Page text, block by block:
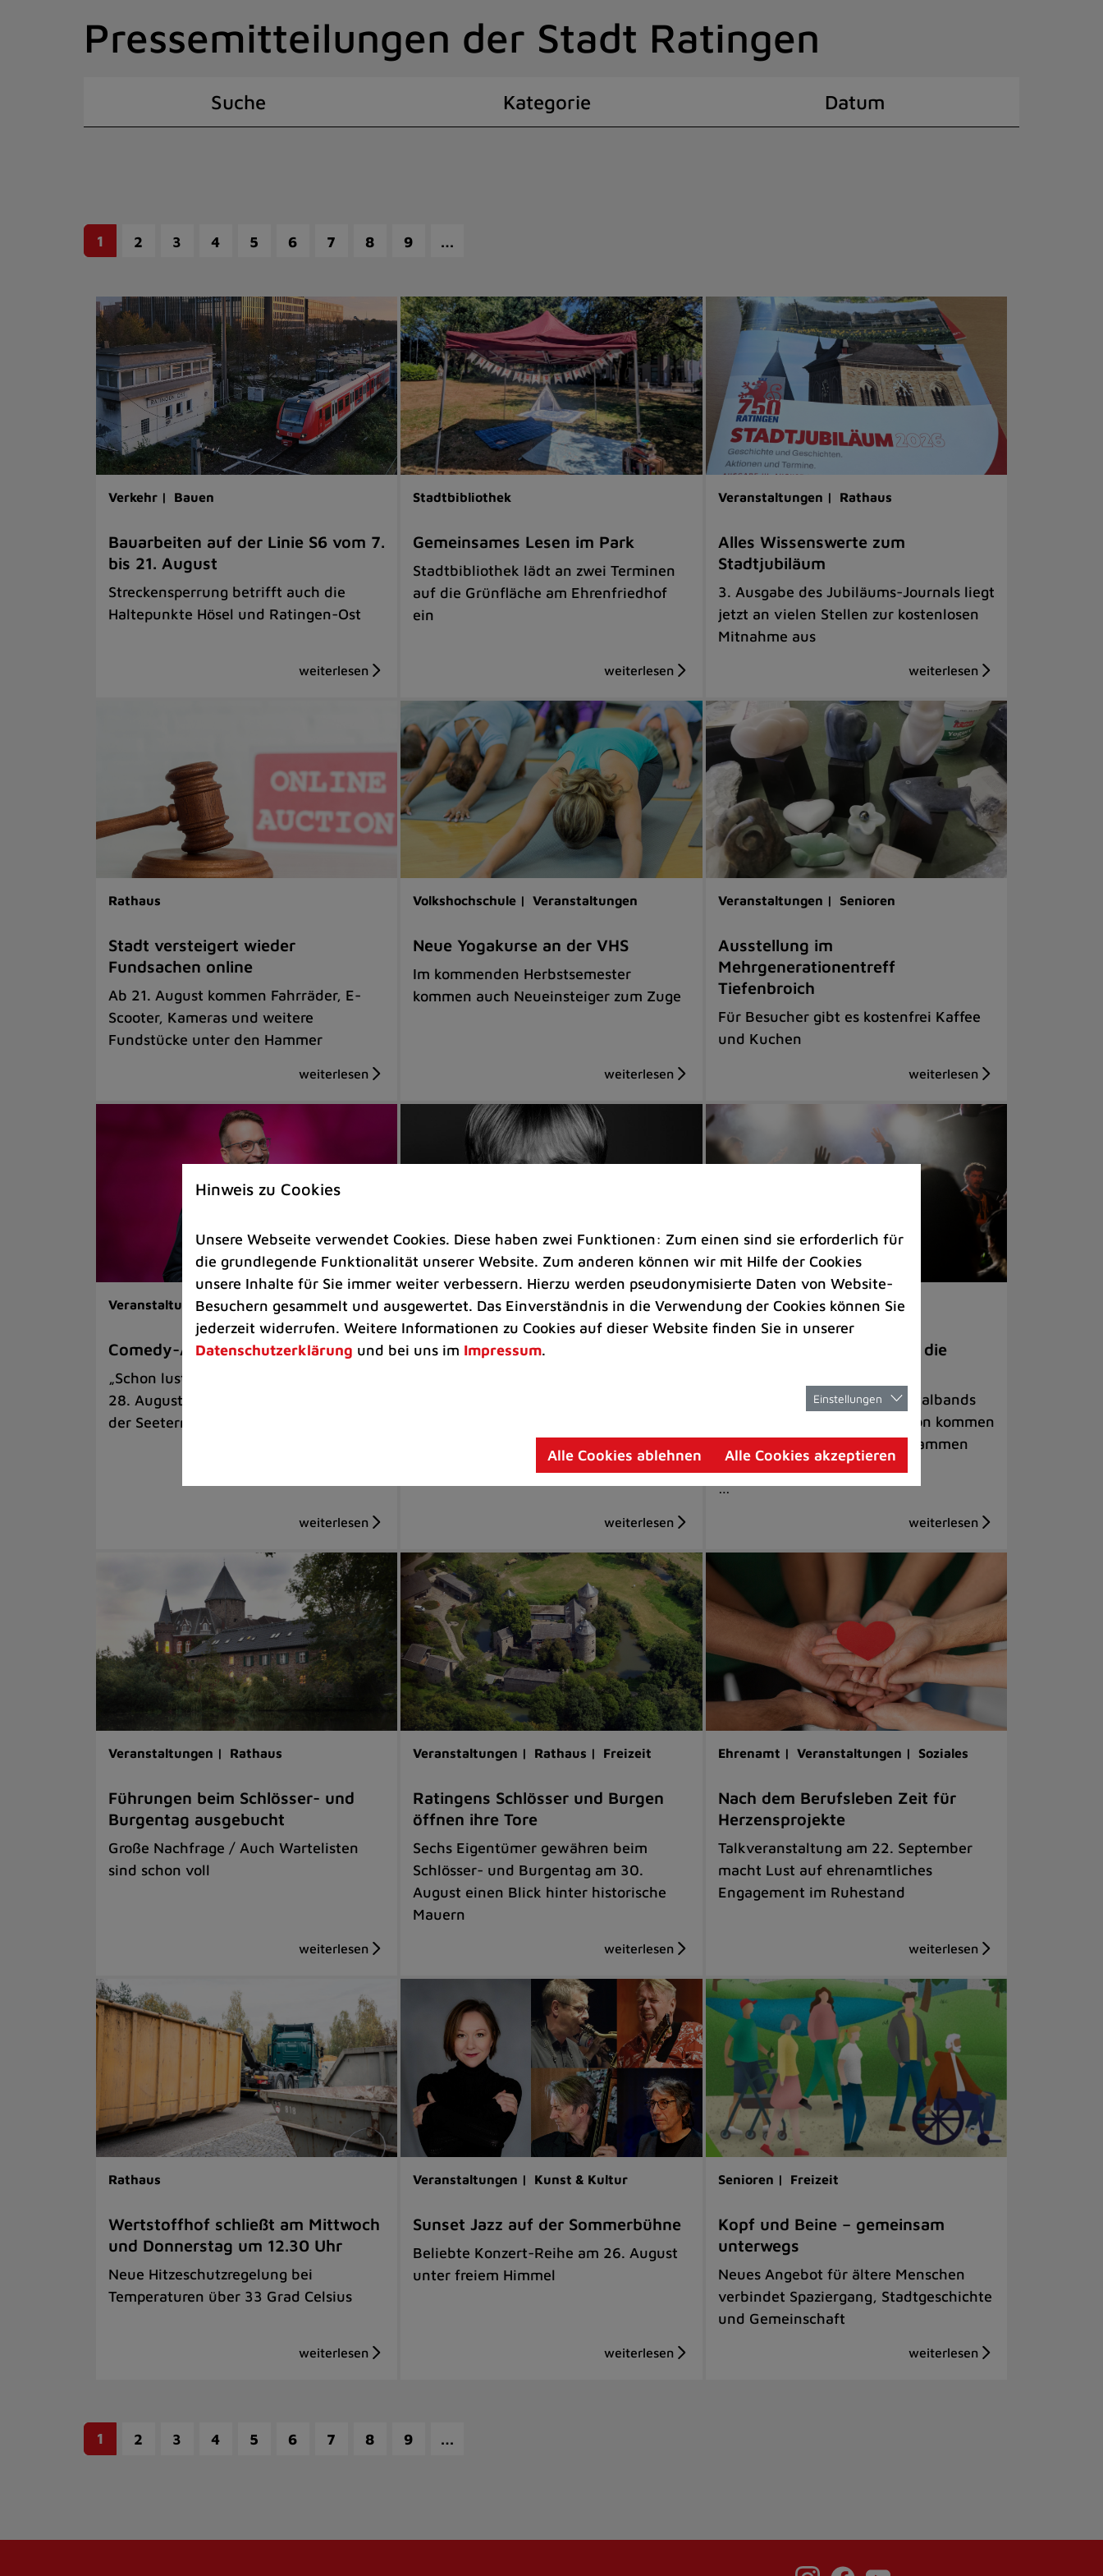
Pressemitteilungen der Stadt Ratingen
Suche Kategorie Datum
1 2 3 4 5 6 7 8 9 …
Verkehr | Bauen
Bauarbeiten auf der Linie S6 vom 7.
bis 21. August
Streckensperrung betrifft auch die
Haltepunkte Hösel und Ratingen-Ost
Stadtbibliothek
Gemeinsames Lesen im Park
Stadtbibliothek lädt an zwei Terminen
auf die Grünfläche am Ehrenfriedhof
ein
Veranstaltungen | Rathaus
Alles Wissenswerte zum
Stadtjubiläum
3. Ausgabe des Jubiläums-Journals liegt
jetzt an vielen Stellen zur kostenlosen
Mitnahme aus
Rathaus
Stadt versteigert wieder
Fundsachen online
Ab 21. August kommen Fahrräder, E-
Scooter, Kameras und weitere
Fundstücke unter den Hammer
Volkshochschule | Veranstaltungen
Neue Yogakurse an der VHS
Im kommenden Herbstsemester
kommen auch Neueinsteiger zum Zuge
Veranstaltungen | Senioren
Ausstellung im
Mehrgenerationentreff
Tiefenbroich
Für Besucher gibt es kostenfrei Kaffee
und Kuchen
Veranstaltungen | Kunst & Kultur
Comedy-Abend mit Benni Stark
„Schon lustig, wenn’s witzig ist!“ am
28. August auf der Sommerbühne an
der Seeterrasse
Veranstaltungen
Kultkicker Ansgar Brinkmann
Veranstaltungen
„Manege Madness“ bringt die
Internationale Rock- und Metalbands
und starke Acts aus der Region kommen
am 17. Oktober in Lintorf zusammen
…
Veranstaltungen | Rathaus
Führungen beim Schlösser- und
Burgentag ausgebucht
Große Nachfrage / Auch Wartelisten
sind schon voll
Veranstaltungen | Rathaus | Freizeit
Ratingens Schlösser und Burgen
öffnen ihre Tore
Sechs Eigentümer gewähren beim
Schlösser- und Burgentag am 30.
August einen Blick hinter historische
Mauern
Ehrenamt | Veranstaltungen | Soziales
Nach dem Berufsleben Zeit für
Herzensprojekte
Talkveranstaltung am 22. September
macht Lust auf ehrenamtliches
Engagement im Ruhestand
Rathaus
Wertstoffhof schließt am Mittwoch
und Donnerstag um 12.30 Uhr
Neue Hitzeschutzregelung bei
Temperaturen über 33 Grad Celsius
Veranstaltungen | Kunst & Kultur
Sunset Jazz auf der Sommerbühne
Beliebte Konzert-Reihe am 26. August
unter freiem Himmel
Senioren | Freizeit
Kopf und Beine – gemeinsam
unterwegs
Neues Angebot für ältere Menschen
verbindet Spaziergang, Stadtgeschichte
und Gemeinschaft
1 2 3 4 5 6 7 8 9 …
Hinweis zu Cookies
Unsere Webseite verwendet Cookies. Diese haben zwei Funktionen: Zum einen sind sie erforderlich für
die grundlegende Funktionalität unserer Website. Zum anderen können wir mit Hilfe der Cookies
unsere Inhalte für Sie immer weiter verbessern. Hierzu werden pseudonymisierte Daten von Website-
Besuchern gesammelt und ausgewertet. Das Einverständnis in die Verwendung der Cookies können Sie
jederzeit widerrufen. Weitere Informationen zu Cookies auf dieser Website finden Sie in unserer
Datenschutzerklärung und bei uns im Impressum.
Einstellungen
Alle Cookies ablehnen Alle Cookies akzeptieren